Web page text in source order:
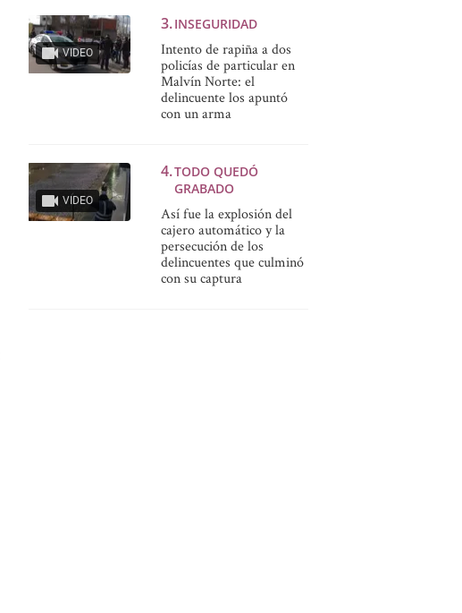
VIDEO
INSEGURIDAD
Intento de rapiña a dos
policías de particular en
Malvín Norte: el
delincuente los apuntó
con un arma
VIDEO
TODO QUEDÓ
GRABADO
Así fue la explosión del
cajero automático y la
persecución de los
delincuentes que culminó
con su captura